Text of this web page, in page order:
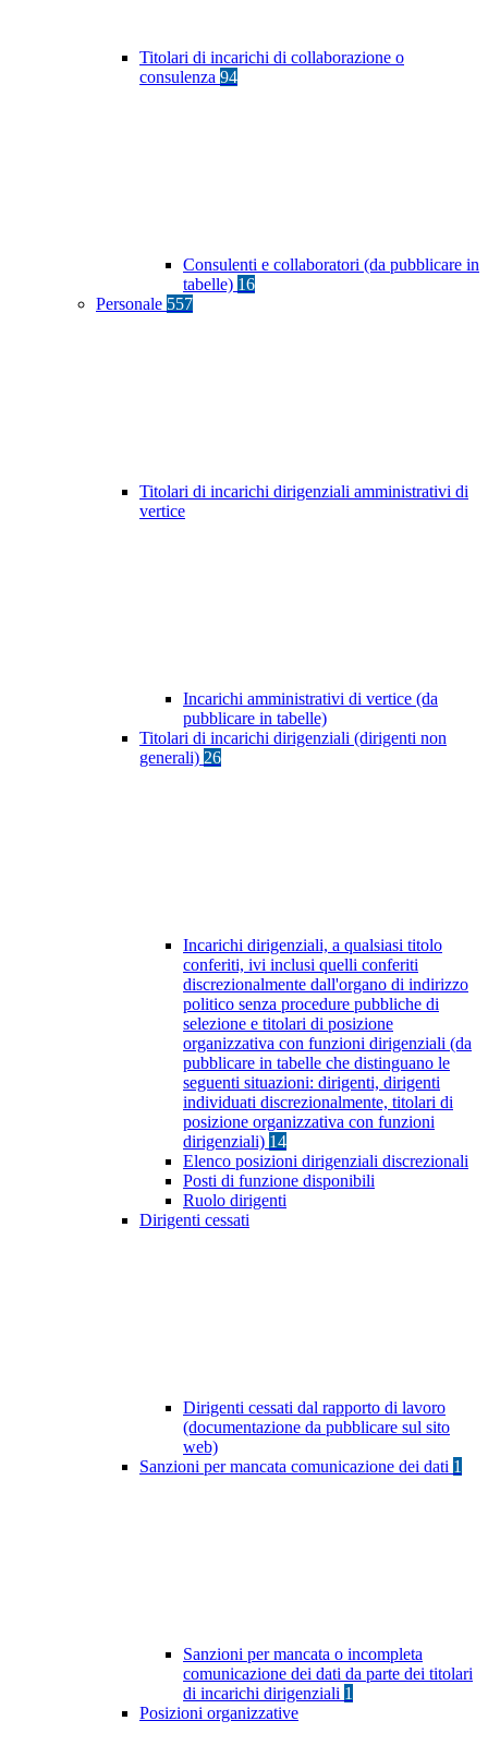
Titolari di incarichi di collaborazione o
consulenza 94
Consulenti e collaboratori (da pubblicare in
tabelle) 16
Personale 557
Titolari di incarichi dirigenziali amministrativi di
vertice
Incarichi amministrativi di vertice (da
pubblicare in tabelle)
Titolari di incarichi dirigenziali (dirigenti non
generali) 26
Incarichi dirigenziali, a qualsiasi titolo
conferiti, ivi inclusi quelli conferiti
discrezionalmente dall'organo di indirizzo
politico senza procedure pubbliche di
selezione e titolari di posizione
organizzativa con funzioni dirigenziali (da
pubblicare in tabelle che distinguano le
seguenti situazioni: dirigenti, dirigenti
individuati discrezionalmente, titolari di
posizione organizzativa con funzioni
dirigenziali) 14
Elenco posizioni dirigenziali discrezionali
Posti di funzione disponibili
Ruolo dirigenti
Dirigenti cessati
Dirigenti cessati dal rapporto di lavoro
(documentazione da pubblicare sul sito
web)
Sanzioni per mancata comunicazione dei dati 1
Sanzioni per mancata o incompleta
comunicazione dei dati da parte dei titolari
di incarichi dirigenziali 1
Posizioni organizzative